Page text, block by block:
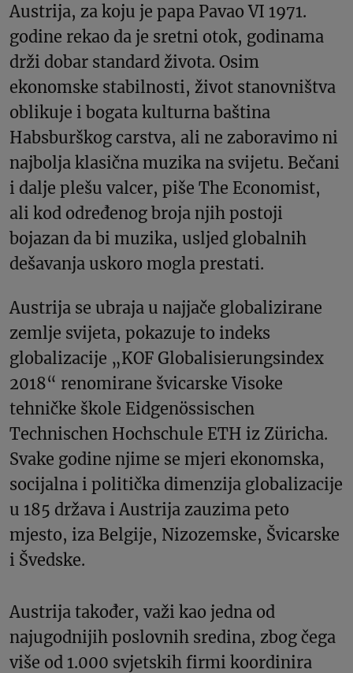
Austrija, za koju je papa Pavao VI 1971.
godine rekao da je sretni otok, godinama
drži dobar standard života. Osim
ekonomske stabilnosti, život stanovništva
oblikuje i bogata kulturna baština
Habsburškog carstva, ali ne zaboravimo ni
najbolja klasična muzika na svijetu. Bečani
i dalje plešu valcer, piše The Economist,
ali kod određenog broja njih postoji
bojazan da bi muzika, usljed globalnih
dešavanja uskoro mogla prestati.
Austrija se ubraja u najjače globalizirane
zemlje svijeta, pokazuje to indeks
globalizacije „KOF Globalisierungsindex
2018“ renomirane švicarske Visoke
tehničke škole Eidgenössischen
Technischen Hochschule ETH iz Züricha.
Svake godine njime se mjeri ekonomska,
socijalna i politička dimenzija globalizacije
u 185 država i Austrija zauzima peto
mjesto, iza Belgije, Nizozemske, Švicarske
i Švedske.
Austrija također, važi kao jedna od
najugodnijih poslovnih sredina, zbog čega
više od 1.000 svjetskih firmi koordinira